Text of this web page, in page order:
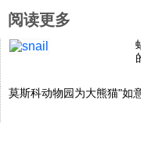
体育
旅游
阅读更多
莫斯科动物园为大熊猫"如